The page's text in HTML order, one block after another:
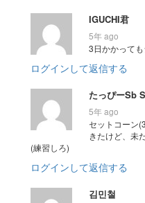
IGUCHI君
5年 ago
3日かかって
ログインして返信する
たっぴーSb
5年 ago
セットコーン
きたけど、未
(練習しろ)
ログインして返信する
김민철